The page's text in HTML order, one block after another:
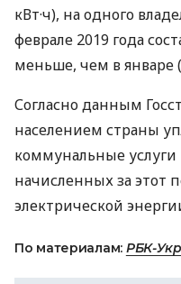
кВт·ч), на одного
феврале 2019 года
меньше, чем в январе
Согласно данным
населением страны
коммунальные услуги
начисленных за этот
электрической
По материалам: РБК-